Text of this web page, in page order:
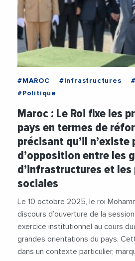
#MAROC #Infrastructures
#Politique
Maroc : Le Roi fixe les
pays en termes de
précisant qu’il n’existe
d’opposition entre les
d’infrastructures et
sociales
Le 10 octobre 2025, le roi
discours d’ouverture de la
exercice institutionnel au cours
grandes orientations du pays.
dans un contexte particulier,